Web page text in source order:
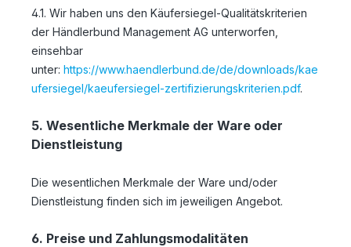
4.1. Wir haben uns den Käufersiegel-Qualitätskriterien
der Händlerbund Management AG unterworfen,
einsehbar
unter: https://www.haendlerbund.de/de/downloads/kae
ufersiegel/kaeufersiegel-zertifizierungskriterien.pdf.
5. Wesentliche Merkmale der Ware oder
Dienstleistung
Die wesentlichen Merkmale der Ware und/oder
Dienstleistung finden sich im jeweiligen Angebot.
6. Preise und Zahlungsmodalitäten